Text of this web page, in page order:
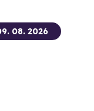
08. 2026